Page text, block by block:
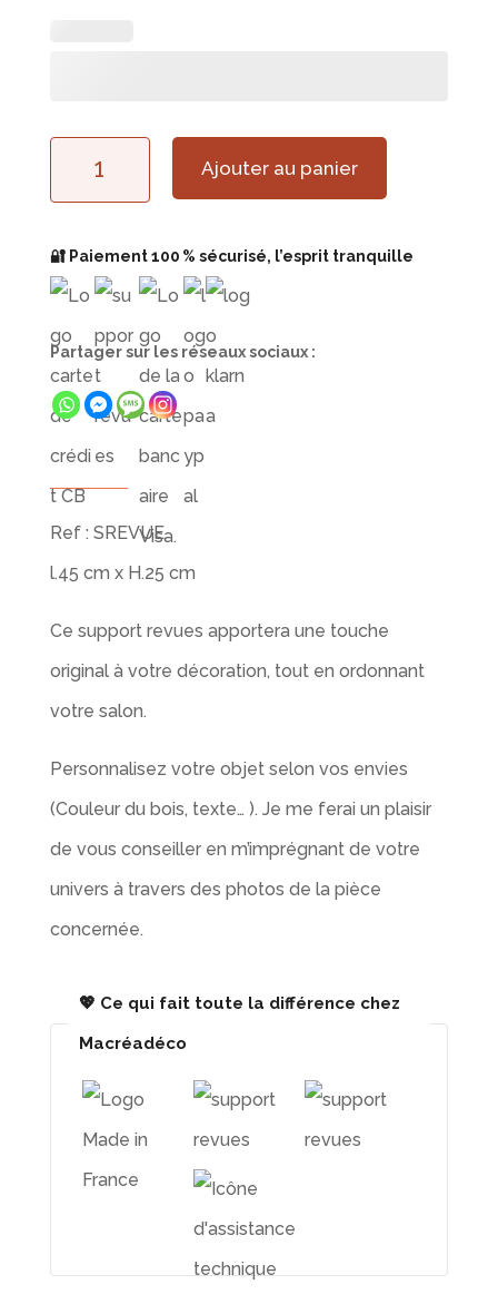
de
Revues
Ajouter au panier
🔐 Paiement 100 % sécurisé, l’esprit tranquille
Partager sur les réseaux sociaux :
Ref : SREVUE
l.45 cm x H.25 cm
Ce support revues apportera une touche
original à votre décoration, tout en ordonnant
votre salon.
Personnalisez votre objet selon vos envies
(Couleur du bois, texte… ). Je me ferai un plaisir
de vous conseiller en m’imprégnant de votre
univers à travers des photos de la pièce
concernée.
💖 Ce qui fait toute la différence chez
Macréadéco